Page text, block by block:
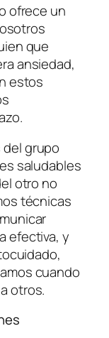
ofrece un
que
ansiedad,
estos
grupo
saludables
otro no
técnicas
efectiva, y
cuando
otros.